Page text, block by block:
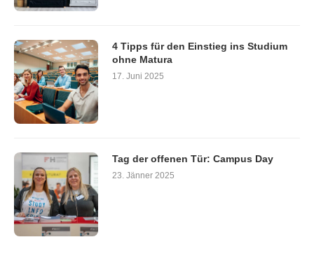
4 Tipps für den Einstieg ins Studium
ohne Matura
17. Juni 2025
Tag der offenen Tür: Campus Day
23. Jänner 2025